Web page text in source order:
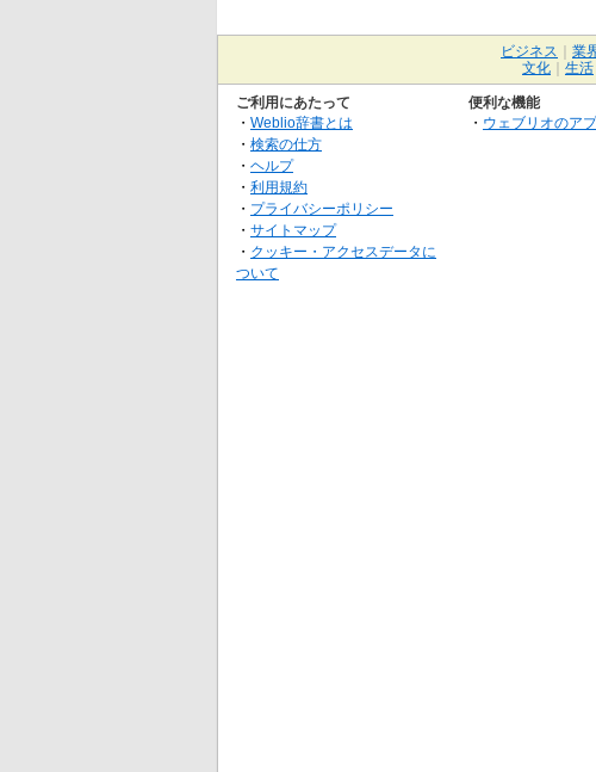
ビジネス 業
文化
生活
ご利用にあたって
・ Weblio辞書とは
・ 検索の仕方
・ ヘルプ
・ 利用規約
・ プライバシーポリシー
・ サイトマップ
・ クッキー・アクセスデータに
ついて
便利な機能
・ ウェブリオのア